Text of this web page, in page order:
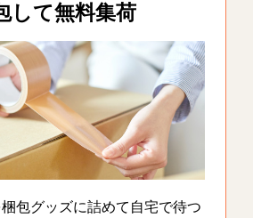
して無料集荷
包グッズに詰めて自宅で待つ